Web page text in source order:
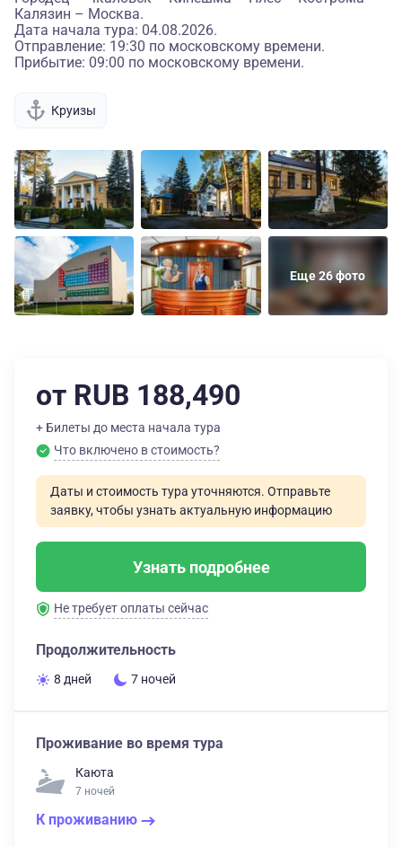
Калязин – Москва.
Дата начала тура: 04.08.2026.
Отправление: 19:30 по московскому времени.
Прибытие: 09:00 по московскому времени.
Круизы
Еще 26 фото
от RUB 188,490
+ Билеты до места начала тура
Что включено в стоимость?
Даты и стоимость тура уточняются. Отправьте
заявку, чтобы узнать актуальную информацию
Узнать подробнее
Не требует оплаты сейчас
Продолжительность
8 дней 7 ночей
Проживание во время тура
Каюта
7 ночей
К проживанию